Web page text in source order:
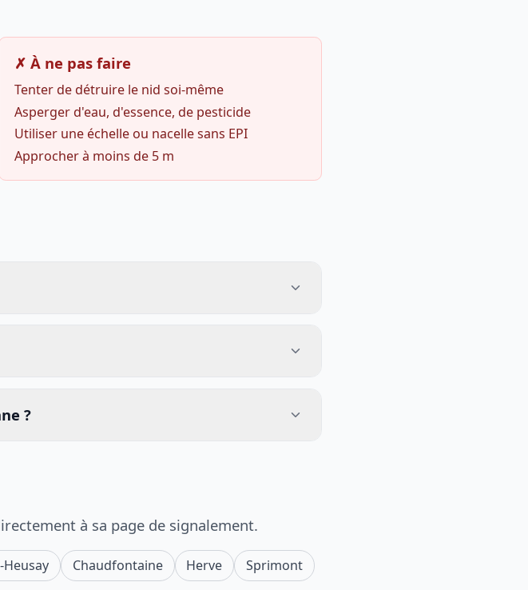
✗ À ne pas faire
Tenter de détruire le nid soi-même
Asperger d'eau, d'essence, de pesticide
Utiliser une échelle ou nacelle sans EPI
Approcher à moins de 5 m
?
à sa page de signalement.
Heusay Chaudfontaine Herve Sprimont